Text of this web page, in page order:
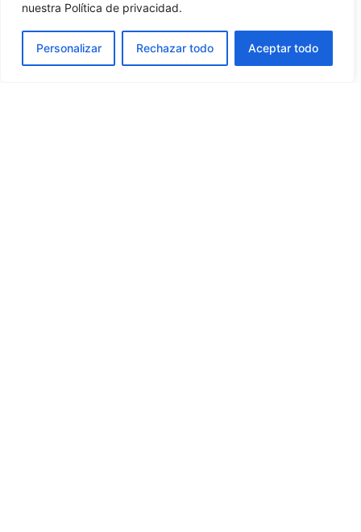
nuestra Política de privacidad.
Personalizar Rechazar todo Aceptar todo